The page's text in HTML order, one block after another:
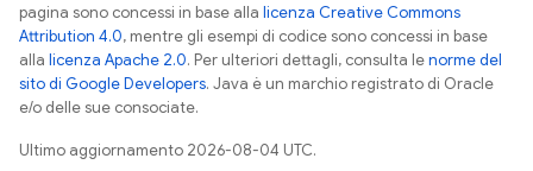
pagina sono concessi in base alla licenza Creative Commons
Attribution 4.0, mentre gli esempi di codice sono concessi in base
alla licenza Apache 2.0. Per ulteriori dettagli, consulta lenorme del
sito di Google Developers. Java è un marchio registrato di Oracle
e/o delle sue consociate.
Ultimo aggiornamento 2026-08-04 UTC.